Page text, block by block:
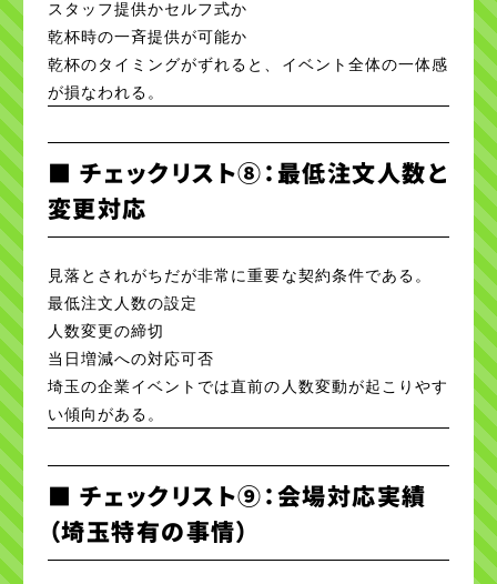
スタッフ提供かセルフ式か
乾杯時の一斉提供が可能か
乾杯のタイミングがずれると、イベント全体の一体感
が損なわれる。
■ チェックリスト⑧：最低注文人数と
変更対応
見落とされがちだが非常に重要な契約条件である。
最低注文人数の設定
人数変更の締切
当日増減への対応可否
埼玉の企業イベントでは直前の人数変動が起こりやす
い傾向がある。
■ チェックリスト⑨：会場対応実績
（埼玉特有の事情）